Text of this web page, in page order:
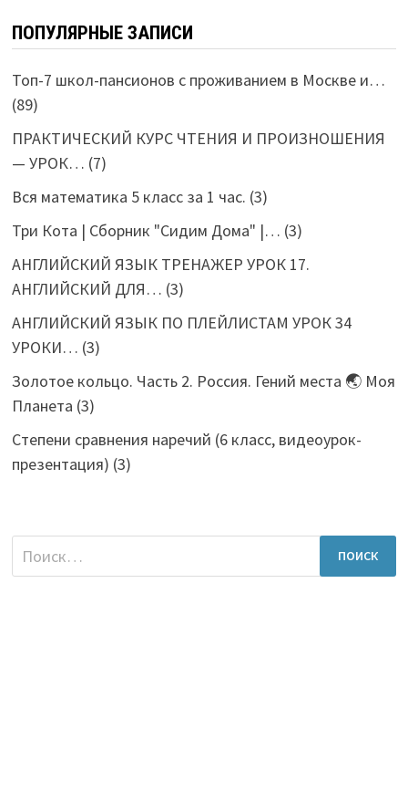
ПОПУЛЯРНЫЕ ЗАПИСИ
Топ-7 школ-пансионов с проживанием в Москве и…
(89)
ПРАКТИЧЕСКИЙ КУРС ЧТЕНИЯ И ПРОИЗНОШЕНИЯ
— УРОК… (7)
Вся математика 5 класс за 1 час. (3)
Три Кота | Сборник "Сидим Дома" |… (3)
АНГЛИЙСКИЙ ЯЗЫК ТРЕНАЖЕР УРОК 17.
АНГЛИЙСКИЙ ДЛЯ… (3)
АНГЛИЙСКИЙ ЯЗЫК ПО ПЛЕЙЛИСТАМ УРОК 34
УРОКИ… (3)
Золотое кольцо. Часть 2. Россия. Гений места 🌏 Моя
Планета (3)
Степени сравнения наречий (6 класс, видеоурок-
презентация) (3)
Найти: